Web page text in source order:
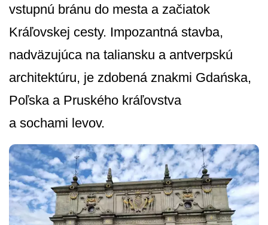
vstupnú bránu do mesta a začiatok
Kráľovskej cesty. Impozantná stavba,
nadväzujúca na taliansku a antverpskú
architektúru, je zdobená znakmi Gdańska,
Poľska a Pruského kráľovstva
a sochami levov.